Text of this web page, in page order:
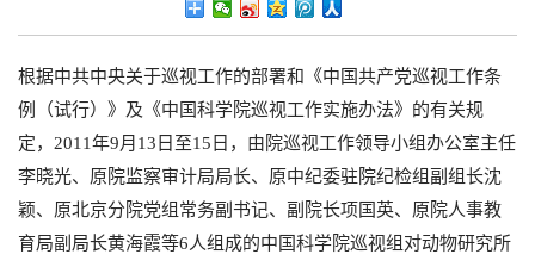
根据中共中央关于巡视工作的部署和《中国共产党巡视工作条
例（试行）》及《中国科学院巡视工作实施办法》的有关规
定，2011年9月13日至15日，由院巡视工作领导小组办公室主任
李晓光、原院监察审计局局长、原中纪委驻院纪检组副组长沈
颖、原北京分院党组常务副书记、副院长项国英、原院人事教
育局副局长黄海霞等6人组成的中国科学院巡视组对动物研究所